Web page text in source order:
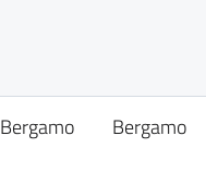
Bergamo Bergamo